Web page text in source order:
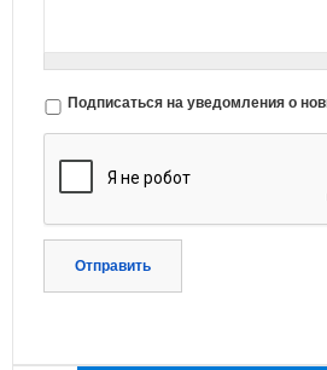
Подписаться на уведомления о
Отправить